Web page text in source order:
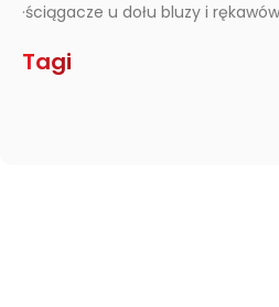
·ściągacze u dołu bluzy i
Tagi